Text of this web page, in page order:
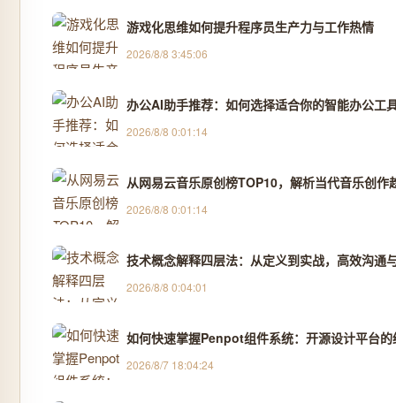
游戏化思维如何提升程序员生产力与工作热情
2026/8/8 3:45:06
办公AI助手推荐：如何选择适合你的智能办公工
2026/8/8 0:01:14
从网易云音乐原创榜TOP10，解析当代音乐创作
2026/8/8 0:01:14
技术概念解释四层法：从定义到实战，高效沟通
2026/8/8 0:04:01
如何快速掌握Penpot组件系统：开源设计平台的
2026/8/7 18:04:24